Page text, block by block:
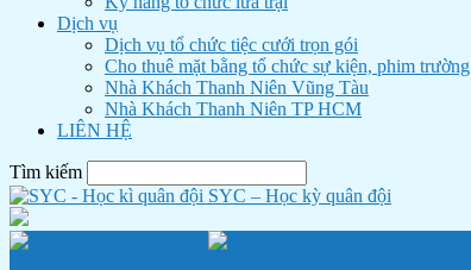
Dịch vụ
Dịch vụ tổ chức tiệc cưới trọn gói
Cho thuê mặt bằng tổ chức sự kiện, phim trường
Nhà Khách Thanh Niên Vũng Tàu
Nhà Khách Thanh Niên TP HCM
LIÊN HỆ
Tìm kiếm
SYC – Học kỳ quân đội